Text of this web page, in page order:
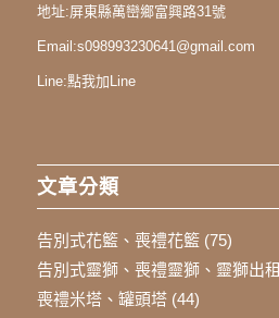
地址:屏東縣萬巒鄉富興路31號
Email:s098993230641@gmail.com
Line:點我加Line
文章分類
告別式花籃、喪禮花籃(75)
告別式靈獅、喪禮靈獅、靈獅出租
喪禮米塔、罐頭塔(44)